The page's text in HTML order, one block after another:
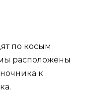
по косым
расположены
к